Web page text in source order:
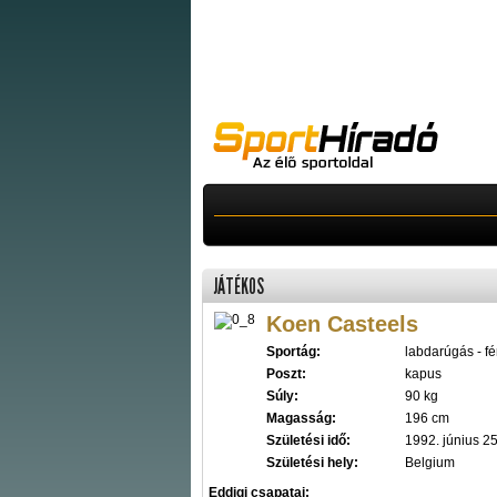
JÁTÉKOS
Koen Casteels
Sportág:
labdarúgás -
Poszt:
kapus
Súly:
90 kg
Magasság:
196 cm
Születési idő:
1992. június
Születési hely:
Belgium
Eddigi csapatai: